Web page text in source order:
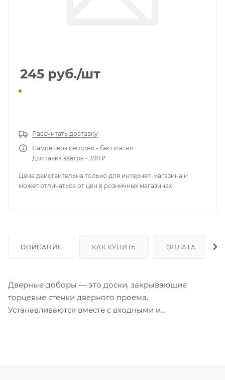
245 руб./шт
Рассчитать доставку
Самовывоз сегодня - бесплатно
Доставка завтра - 390 ₽
Цена действительна только для интернет-магазина и
может отличаться от цен в розничных магазинах
ОПИСАНИЕ КАК КУПИТЬ ОПЛАТА
Дверные доборы — это доски, закрывающие
торцевые стенки дверного проема.
Устанавливаются вместе с входными и